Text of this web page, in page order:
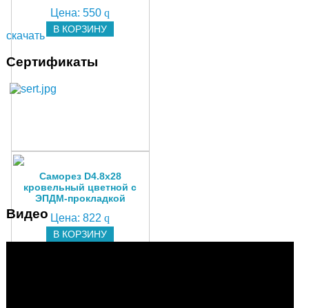
Цена:550 q
В КОРЗИНУ
Саморез D4.8х28
кровельный цветной с
ЭПДМ-прокладкой
Цена:822 q
В КОРЗИНУ
скачать
Сертификаты
Видео